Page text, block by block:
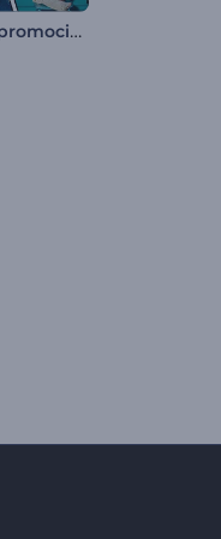
Paquete de promoción de cómics